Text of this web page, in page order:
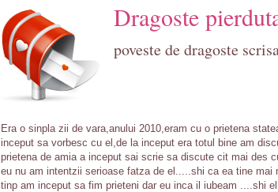
Dragoste
poveste de dragoste
Era o sinpla zii de vara,anului 2010,eram cu o prietena
inceput sa vorbesc cu el,de la inceput era totul bine am
prietena de amia a inceput sai scrie sa discute cit mai des
eu nu am intentzii serioase fatza de el.....shi ca ea tine
tinp am inceput sa fim prieteni dar eu inca il iubeam ....shi